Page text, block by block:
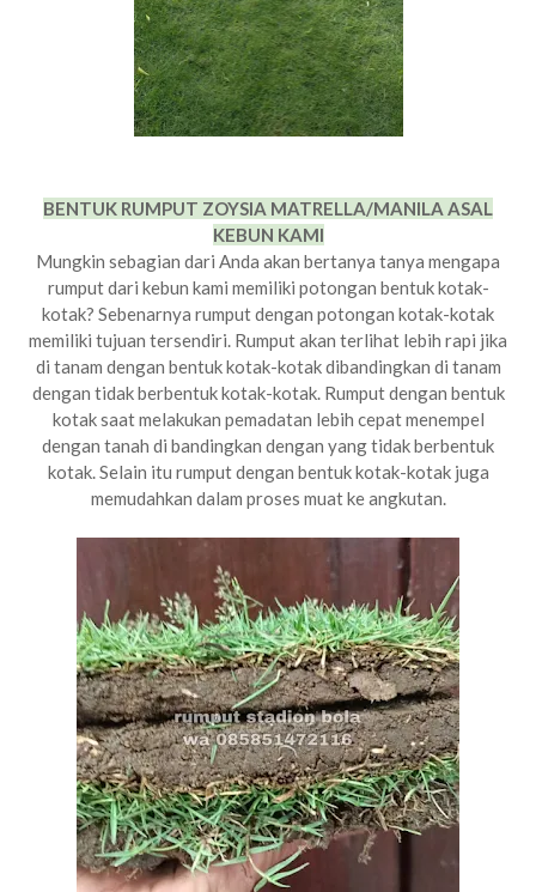
BENTUK RUMPUT ZOYSIA MATRELLA/MANILA ASAL
KEBUN KAMI
Mungkin sebagian dari Anda akan bertanya tanya mengapa
rumput dari kebun kami memiliki potongan bentuk kotak-
kotak? Sebenarnya rumput dengan potongan kotak-kotak
memiliki tujuan tersendiri. Rumput akan terlihat lebih rapi jika
di tanam dengan bentuk kotak-kotak dibandingkan di tanam
dengan tidak berbentuk kotak-kotak. Rumput dengan bentuk
kotak saat melakukan pemadatan lebih cepat menempel
dengan tanah di bandingkan dengan yang tidak berbentuk
kotak. Selain itu rumput dengan bentuk kotak-kotak juga
memudahkan dalam proses muat ke angkutan.